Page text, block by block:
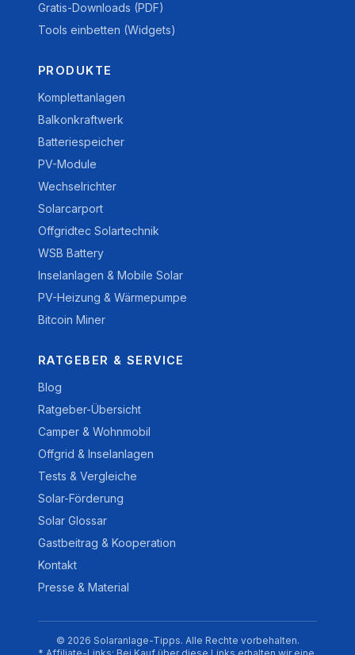
Gratis-Downloads (PDF)
Tools einbetten (Widgets)
PRODUKTE
Komplettanlagen
Balkonkraftwerk
Batteriespeicher
PV-Module
Wechselrichter
Solarcarport
Offgridtec Solartechnik
WSB Battery
Inselanlagen & Mobile Solar
PV-Heizung & Wärmepumpe
Bitcoin Miner
RATGEBER & SERVICE
Blog
Ratgeber-Übersicht
Camper & Wohnmobil
Offgrid & Inselanlagen
Tests & Vergleiche
Solar-Förderung
Solar Glossar
Gastbeitrag & Kooperation
Kontakt
Presse & Material
© 2026 Solaranlage-Tipps. Alle Rechte vorbehalten.